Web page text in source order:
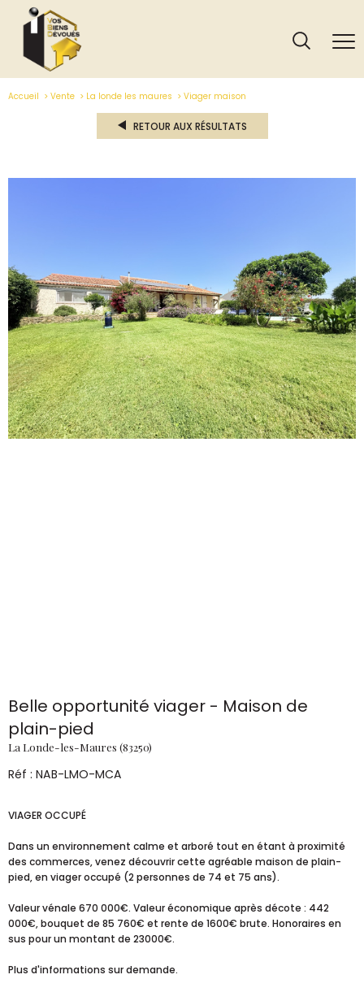
Accueil Vente La londe les maures Viager maison
RETOUR AUX RÉSULTATS
Belle opportunité viager - Maison de
plain-pied
La Londe-les-Maures (83250)
Réf : NAB-LMO-MCA
VIAGER OCCUPÉ
Dans un environnement calme et arboré tout en étant à proximité
des commerces, venez découvrir cette agréable maison de plain-
pied, en viager occupé (2 personnes de 74 et 75 ans).
Valeur vénale 670 000€. Valeur économique après décote : 442
000€, bouquet de 85 760€ et rente de 1600€ brute. Honoraires en
sus pour un montant de 23000€.
Plus d'informations sur demande.